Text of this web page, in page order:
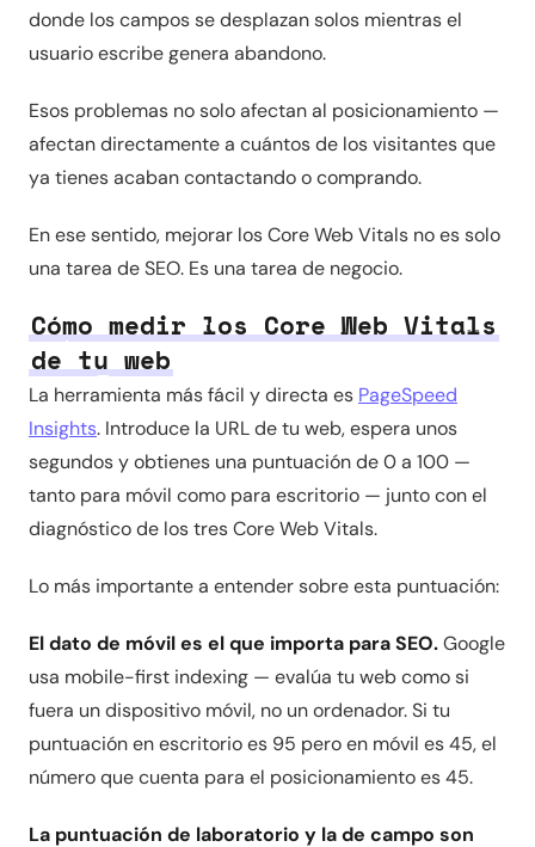
donde los campos se desplazan solos mientras el
usuario escribe genera abandono.
Esos problemas no solo afectan al posicionamiento —
afectan directamente a cuántos de los visitantes que
ya tienes acaban contactando o comprando.
En ese sentido, mejorar los Core Web Vitals no es solo
una tarea de SEO. Es una tarea de negocio.
Cómo medir los Core Web Vitals
de tu web
La herramienta más fácil y directa es PageSpeed
Insights. Introduce la URL de tu web, espera unos
segundos y obtienes una puntuación de 0 a 100 —
tanto para móvil como para escritorio — junto con el
diagnóstico de los tres Core Web Vitals.
Lo más importante a entender sobre esta puntuación:
El dato de móvil es el que importa para SEO.Google
usa mobile-first indexing — evalúa tu web como si
fuera un dispositivo móvil, no un ordenador. Si tu
puntuación en escritorio es 95 pero en móvil es 45, el
número que cuenta para el posicionamiento es 45.
La puntuación de laboratorio y la de campo son